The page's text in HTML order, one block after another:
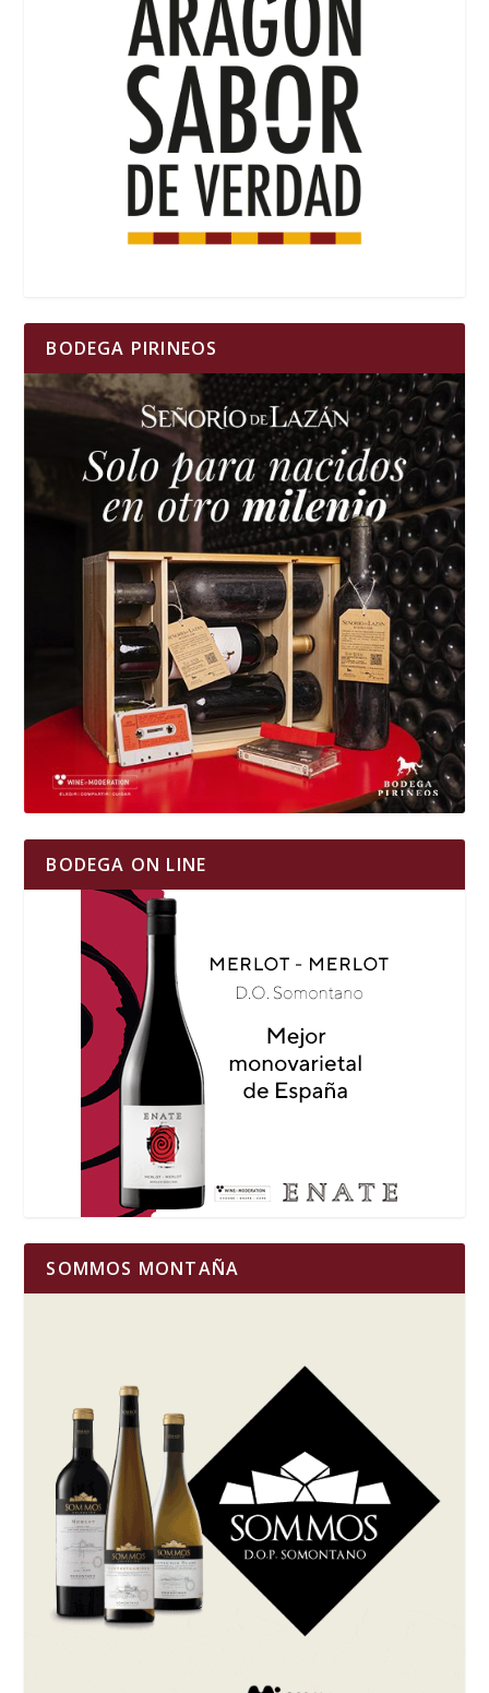
BODEGA PIRINEOS
BODEGA ON LINE
SOMMOS MONTAÑA